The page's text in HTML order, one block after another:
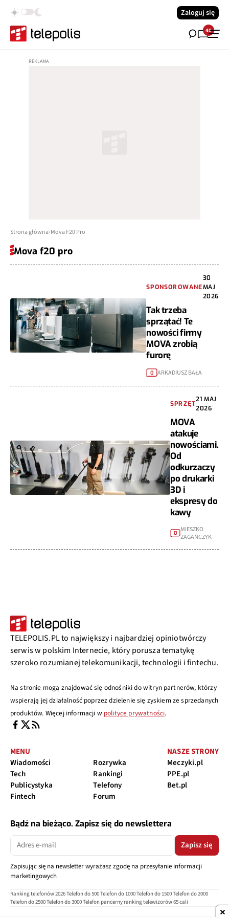
Zaloguj się
40
Strona główna Mova F20 Pro
Mova f20 pro
SPONSOROWANE
30
MAJ
2026
Tak trzeba
sprzątać! Te
nowości firmy
MOVA zrobią
furorę
0 ARKADIUSZ BAŁA
SPRZĘT
21 MAJ
2026
MOVA
atakuje
nowościami.
Od
odkurzaczy
po drukarki
3D i
ekspresy do
kawy
0
MIESZKO
ZAGAŃCZYK
TELEPOLIS.PL to największy i najbardziej opiniotwórczy
serwis w polskim Internecie, który porusza tematykę
szeroko rozumianej telekomunikacji, technologii i fintechu.
Na stronie mogą znajdować się odnośniki do witryn partnerów, którzy
wspierają jej działalność poprzez dzielenie się zyskiem ze sprzedanych
produktów. Więcej informacji w polityce prywatności.
MENU
Wiadomości
Tech
Publicystyka
Fintech
Rozrywka
Rankingi
Telefony
Forum
NASZE STRONY
Meczyki.pl
PPE.pl
Bet.pl
Bądź na bieżąco. Zapisz się do newslettera
Zapisz się
Zapisując się na newsletter wyrażasz zgodę na przesyłanie informacji
marketingowych
Ranking telefonów 2026Telefon do 500Telefon do 1000Telefon do 1500Telefon do 2000
Telefon do 2500Telefon do 3000Telefon pancerny ranking telewizorów 65 cali